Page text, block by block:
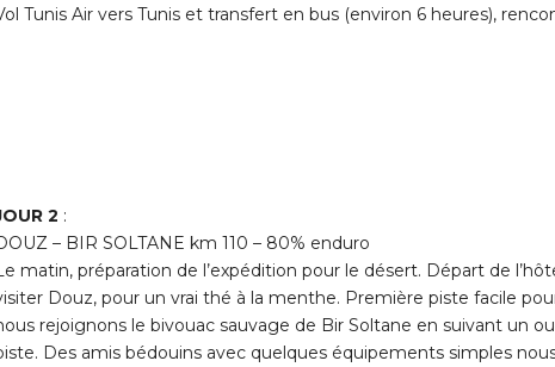
Tunis Air vers Tunis et transfert en bus (environ 6 heures),
2 :
– BIR SOLTANE km 110 – 80% enduro
matin, préparation de l’expédition pour le désert. Départ de
Douz, pour un vrai thé à la menthe. Première piste facile
rejoignons le bivouac sauvage de Bir Soltane en suivant un
Des amis bédouins avec quelques équipements simples